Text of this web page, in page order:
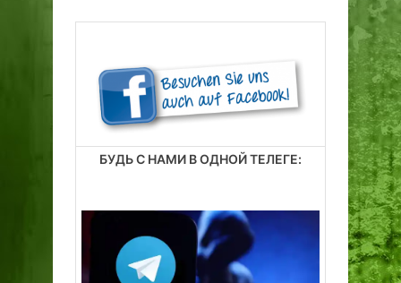
БУДЬ С НАМИ В ОДНОЙ ТЕЛЕГЕ: